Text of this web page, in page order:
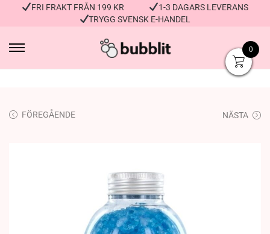
FRI FRAKT FRÅN 199 KR
1-3 DAGARS LEVERANS
TRYGG SVENSK E-HANDEL
FÖREGÅENDE NÄSTA
0